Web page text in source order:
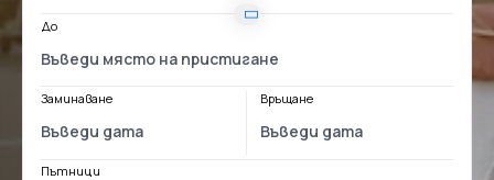
До
Заминаване Връщане
Пътници